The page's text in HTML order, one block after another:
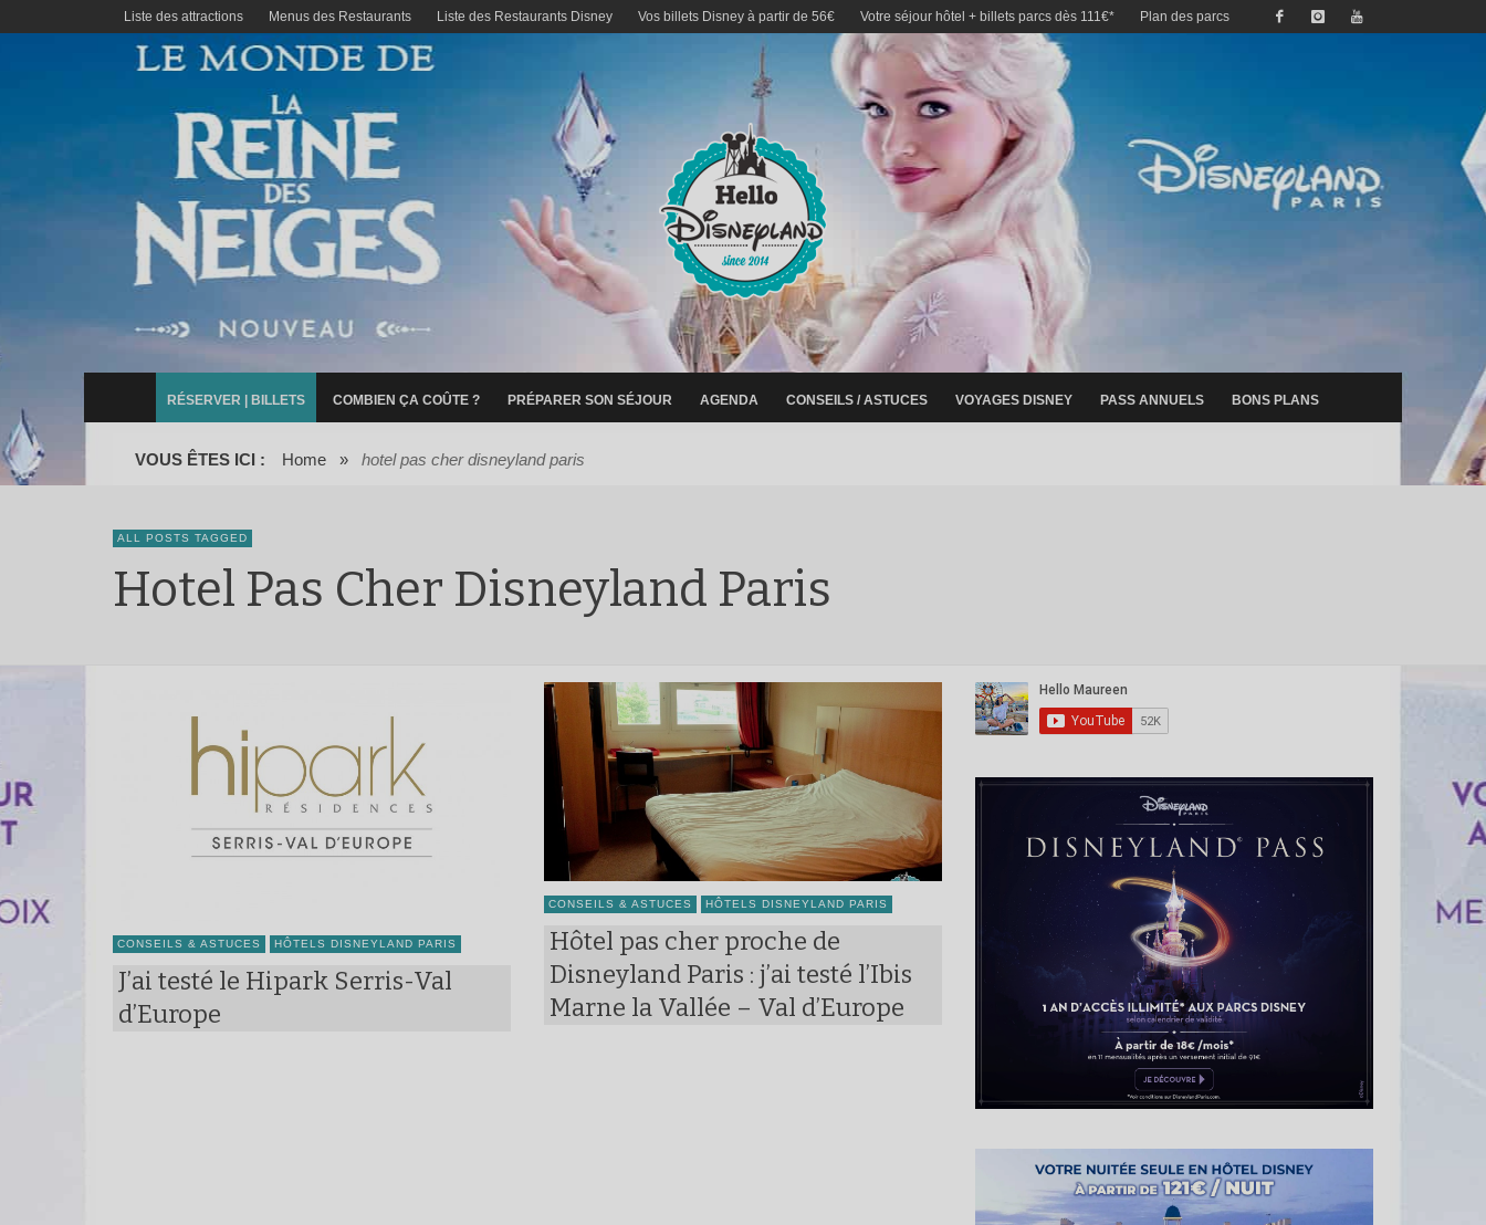
Liste des attractions Menus des Restaurants Liste des Restaurants Disney Vos billets Disney à partir de 56€ Votre séjour hôtel + billets parcs dès 111€* Plan des parcs
RÉSERVER | BILLETS COMBIEN ÇA COÛTE ? PRÉPARER SON SÉJOUR AGENDA CONSEILS / ASTUCES VOYAGES DISNEY PASS ANNUELS BONS PLANS
VOUS ÊTES ICI : Home » hotel pas cher disneyland paris
ALL POSTS TAGGED
Hotel Pas Cher Disneyland Paris
CONSEILS & ASTUCES HÔTELS DISNEYLAND PARIS
J’ai testé le Hipark Serris-Val
d’Europe
CONSEILS & ASTUCES HÔTELS DISNEYLAND PARIS
Hôtel pas cher proche de
Disneyland Paris : j’ai testé l’Ibis
Marne la Vallée – Val d’Europe